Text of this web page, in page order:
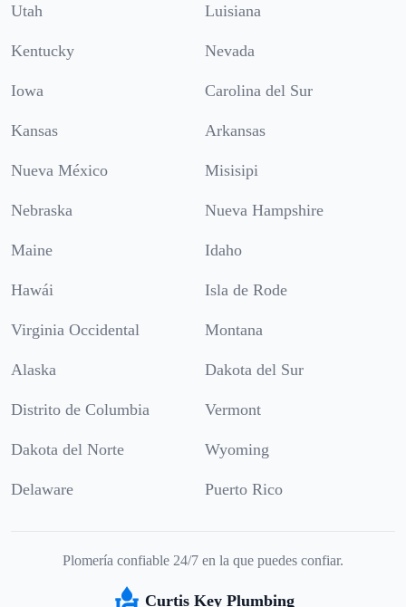
Utah Luisiana
Kentucky Nevada
Iowa Carolina del Sur
Kansas Arkansas
Nueva México Misisipi
Nebraska Nueva Hampshire
Maine Idaho
Hawái Isla de Rode
Virginia Occidental Montana
Alaska Dakota del Sur
Distrito de Columbia Vermont
Dakota del Norte Wyoming
Delaware Puerto Rico
Plomería confiable 24/7 en la que puedes confiar.
Curtis Key Plumbing